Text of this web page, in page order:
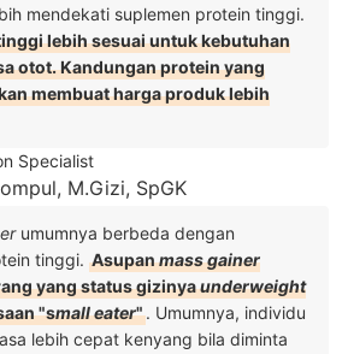
mendekati suplemen protein tinggi.
lebih sesuai untuk kebutuhan
otot. Kandungan protein yang
membuat harga produk lebih
Specialist
M.Gizi, SpGK
umumnya berbeda dengan
tinggi. Asupanmass gainer
yang status gizinyaunderweight
"small eater". Umumnya, individu
lebih cepat kenyang bila diminta